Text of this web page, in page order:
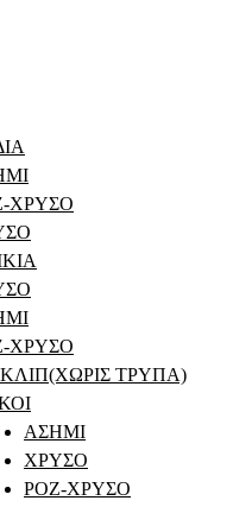
ΧΡΥΣΟ
ΧΡΥΣΟ
ΤΡΥΠΑ)
ΑΣΗΜΙ
ΧΡΥΣΟ
ΡΟΖ-ΧΡΥΣΟ